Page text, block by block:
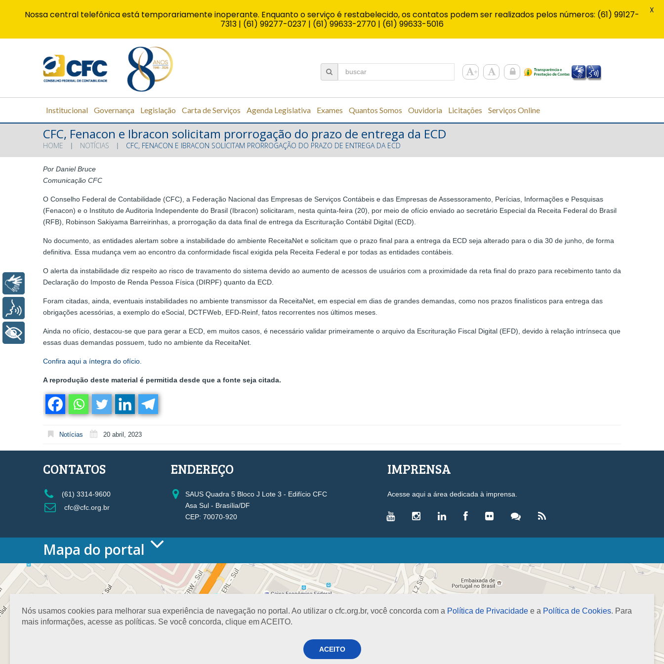
Institucional Governança Legislação Carta de Serviços Agenda Legislativa Exames Quantos Somos Ouvidoria Licitações Serviços Online
CFC, Fenacon e Ibracon solicitam prorrogação do prazo de entrega da ECD
HOME NOTÍCIAS CFC, FENACON E IBRACON SOLICITAM PRORROGAÇÃO DO PRAZO DE ENTREGA DA ECD
Por Daniel Bruce
Comunicação CFC
O Conselho Federal de Contabilidade (CFC), a Federação Nacional das Empresas de Serviços Contábeis e das Empresas de Assessoramento, Perícias, Informações e Pesquisas
(Fenacon) e o Instituto de Auditoria Independente do Brasil (Ibracon) solicitaram, nesta quinta-feira (20), por meio de ofício enviado ao secretário Especial da Receita Federal do Brasil
(RFB), Robinson Sakiyama Barreirinhas, a prorrogação da data final de entrega da Escrituração Contábil Digital (ECD).
No documento, as entidades alertam sobre a instabilidade do ambiente ReceitaNet e solicitam que o prazo final para a entrega da ECD seja alterado para o dia 30 de junho, de forma
definitiva. Essa mudança vem ao encontro da conformidade fiscal exigida pela Receita Federal e por todas as entidades contábeis.
O alerta da instabilidade diz respeito ao risco de travamento do sistema devido ao aumento de acessos de usuários com a proximidade da reta final do prazo para recebimento tanto da
Declaração do Imposto de Renda Pessoa Física (DIRPF) quanto da ECD.
Foram citadas, ainda, eventuais instabilidades no ambiente transmissor da ReceitaNet, em especial em dias de grandes demandas, como nos prazos finalísticos para entrega das
obrigações acessórias, a exemplo do eSocial, DCTFWeb, EFD-Reinf, fatos recorrentes nos últimos meses.
Ainda no ofício, destacou-se que para gerar a ECD, em muitos casos, é necessário validar primeiramente o arquivo da Escrituração Fiscal Digital (EFD), devido à relação intrínseca que
essas duas demandas possuem, tudo no ambiente da ReceitaNet.
Confira aqui a íntegra do ofício.
A reprodução deste material é permitida desde que a fonte seja citada.
Notícias 20 abril, 2023
Nós usamos cookies para melhorar sua experiência de navegação no portal. Ao utilizar o cfc.org.br, você concorda com a Política de Privacidade e a Política de Cookies. Para
mais informações, acesse as políticas. Se você concorda, clique em ACEITO.
ACEITO
CONTATOS
(61) 3314-9600
cfc@cfc.org.br
ENDEREÇO
SAUS Quadra 5 Bloco J Lote 3 - Edifício CFC
Asa Sul - Brasília/DF
CEP: 70070-920
IMPRENSA
Acesse aqui a área dedicada à imprensa.
Mapa do portal
HOME
O CONSELHO
Conselho Diretor
Planejamento
Organograma
VICE-PRESIDÊNCIAS
Administrativa
Controle Interno
Governança e Gestão Estratégica
Fiscalização, Ética e Disciplina
PROJETOS E PROGRAMAS
LEGISLAÇÃO
Decretos-Lei
Normas Brasileiras de Contabilidade
Nossa central telefônica está temporariamente inoperante. Enquanto o serviço é restabelecido, os contatos podem ser realizados pelos números: (61) 99127-
7313 | (61) 99277-0237 | (61) 99633-2770 | (61) 99633-5016
X
Libras
+ Acessibilidade